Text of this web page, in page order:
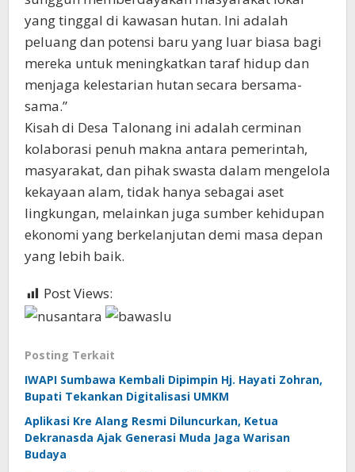
yang tinggal di kawasan hutan. Ini adalah
peluang dan potensi baru yang luar biasa bagi
mereka untuk meningkatkan taraf hidup dan
menjaga kelestarian hutan secara bersama-
sama.”
Kisah di Desa Talonang ini adalah cerminan
kolaborasi penuh makna antara pemerintah,
masyarakat, dan pihak swasta dalam mengelola
kekayaan alam, tidak hanya sebagai aset
lingkungan, melainkan juga sumber kehidupan
ekonomi yang berkelanjutan demi masa depan
yang lebih baik.
Post Views:
Posting Terkait
IWAPI Sumbawa Kembali Dipimpin Hj. Hayati Zohran,
Bupati Tekankan Digitalisasi UMKM
Aplikasi Kre Alang Resmi Diluncurkan, Ketua
Dekranasda Ajak Generasi Muda Jaga Warisan
Budaya